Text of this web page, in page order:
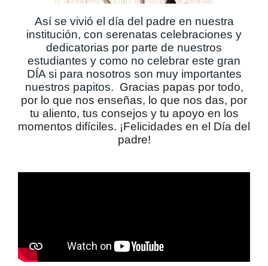
Así se vivió el día del padre en nuestra
institución, con serenatas celebraciones y
dedicatorias por parte de nuestros
estudiantes y como no celebrar este gran
DÍA si para nosotros son muy importantes
nuestros papitos. Gracias papas por todo,
por lo que nos enseñas, lo que nos das, por
tu aliento, tus consejos y tu apoyo en los
momentos difíciles. ¡Felicidades en el Día del
padre!